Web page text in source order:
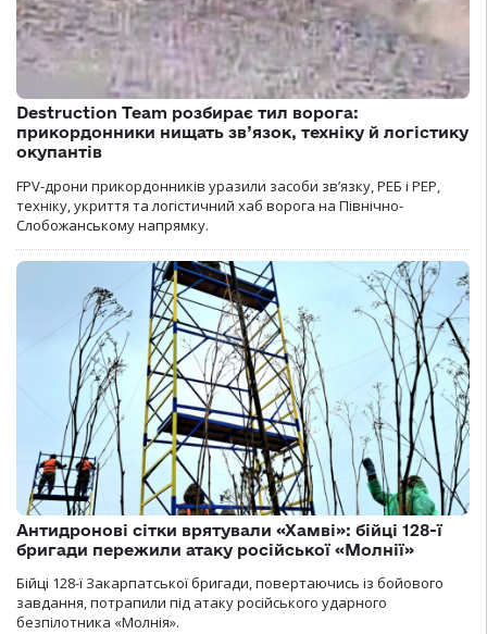
Destruction Team розбирає тил ворога:
прикордонники нищать зв’язок, техніку й логістику
окупантів
FPV-дрони прикордонників уразили засоби зв’язку, РЕБ і РЕР,
техніку, укриття та логістичний хаб ворога на Північно-
Слобожанському напрямку.
Антидронові сітки врятували «Хамві»: бійці 128-ї
бригади пережили атаку російської «Молнії»
Бійці 128-ї Закарпатської бригади, повертаючись із бойового
завдання, потрапили під атаку російського ударного
безпілотника «Молнія».